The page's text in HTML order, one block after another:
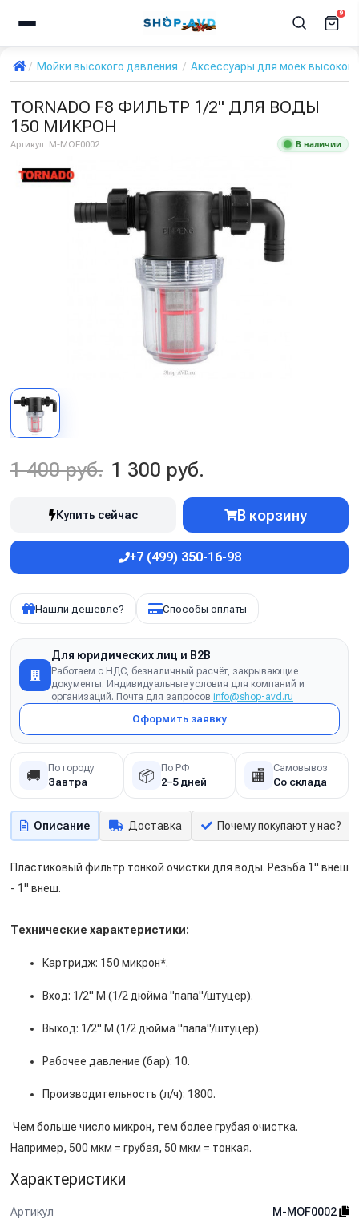
9
Мойки высокого давления Аксессуары для моек
TORNADO F8 ФИЛЬТР 1/2" ДЛЯ ВОДЫ
150 МИКРОН
Артикул: M-MOF0002 В наличии
1 400 руб. 1 300 руб.
Купить сейчас В корзину
+7 (499) 350-16-98
Нашли дешевле? Способы оплаты
Для юридических лиц и B2B
Работаем с НДС, безналичный расчёт, закрывающие
документы. Индивидуальные условия для компаний и
организаций. Почта для запросов info@shop-avd.ru
Оформить заявку
🚚 По городу
Завтра 📦 По РФ
2–5 дней 🏬 Самовывоз
Со склада
Описание Доставка Почему покупают у нас?
Пластиковый фильтр тонкой очистки для воды. Резьба 1" внеш
- 1" внеш.
Технические характеристики:
Картридж: 150 микрон*.
Вход: 1/2" M (1/2 дюйма "папа"/штуцер).
Выход: 1/2" M (1/2 дюйма "папа"/штуцер).
Рабочее давление (бар): 10.
Производительность (л/ч): 1800.
Чем больше число микрон, тем более грубая очистка.
Например, 500 мкм = грубая, 50 мкм = тонкая.
Характеристики
Артикул
M-MOF0002